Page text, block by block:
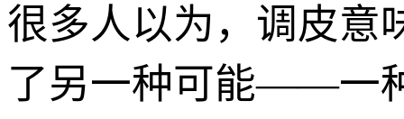
很多人以为，调皮意
了另一种可能——一